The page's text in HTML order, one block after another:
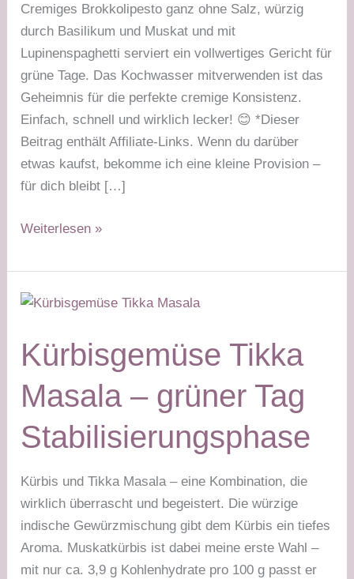
Cremiges Brokkolipesto ganz ohne Salz, würzig
durch Basilikum und Muskat und mit
Lupinenspaghetti serviert ein vollwertiges Gericht für
grüne Tage. Das Kochwasser mitverwenden ist das
Geheimnis für die perfekte cremige Konsistenz.
Einfach, schnell und wirklich lecker! 😊 *Dieser
Beitrag enthält Affiliate-Links. Wenn du darüber
etwas kaufst, bekomme ich eine kleine Provision –
für dich bleibt […]
Lupinenspaghetti
Brokkolipesto
–
Weiterlesen »
Kürbisgemüse Tikka
Masala – grüner Tag
Stabilisierungsphase
Kürbis und Tikka Masala – eine Kombination, die
wirklich überrascht und begeistert. Die würzige
indische Gewürzmischung gibt dem Kürbis ein tiefes
Aroma. Muskatkürbis ist dabei meine erste Wahl –
mit nur ca. 3,9 g Kohlenhydrate pro 100 g passt er